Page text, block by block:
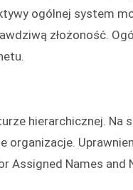
ogólnej system
złożoność.
hierarchicznej. Na
organizacje.
Assigned Names and